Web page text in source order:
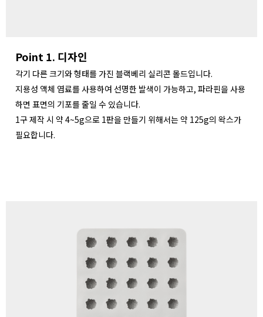
Point 1. 디자인
각기 다른 크기와 형태를 가진 블랙베리 실리콘 몰드입니다.
지용성 액체 염료를 사용하여 선명한 발색이 가능하고, 파라핀을 사용
하면 표면의 기포를 줄일 수 있습니다.
1구 제작 시 약 4~5g으로 1판을 만들기 위해서는 약 125g의 왁스가
필요합니다.